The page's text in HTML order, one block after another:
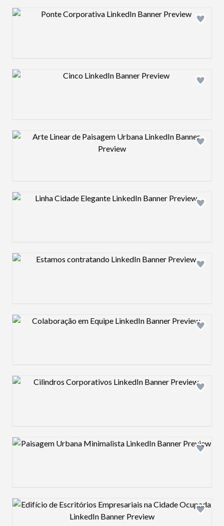
Design preview image
Design preview image
Design preview image
Design preview image
Design preview image
Design preview image
Design preview image
Design preview image
Design preview image